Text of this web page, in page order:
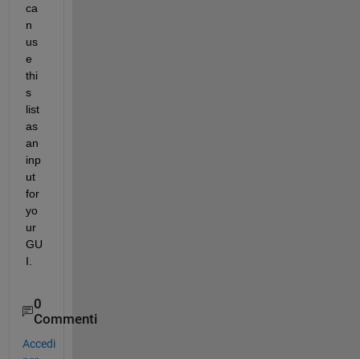
ca
n
us
e
thi
s
list
as
an
inp
ut
for
yo
ur
GU
I.
0
Commenti
Accedi